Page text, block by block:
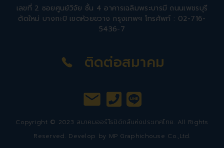
เลขที่ 2 ซอยศูนย์วิจัย ชั้น 4 อาคารเฉลิมพระบารมี ถนนเพชรบุรี
ตัดใหม่ บางกะปิ เขตห้วยขวาง กรุงเทพฯ โทรศัพท์ : 02-716-
5436-7
ติดต่อสมาคม
Copyright © 2023 สมาคมออร์โธปิดิกส์แห่งประเทศไทย. All Rights
Reserved. Develop by MP Graphichouse Co.,Ltd.